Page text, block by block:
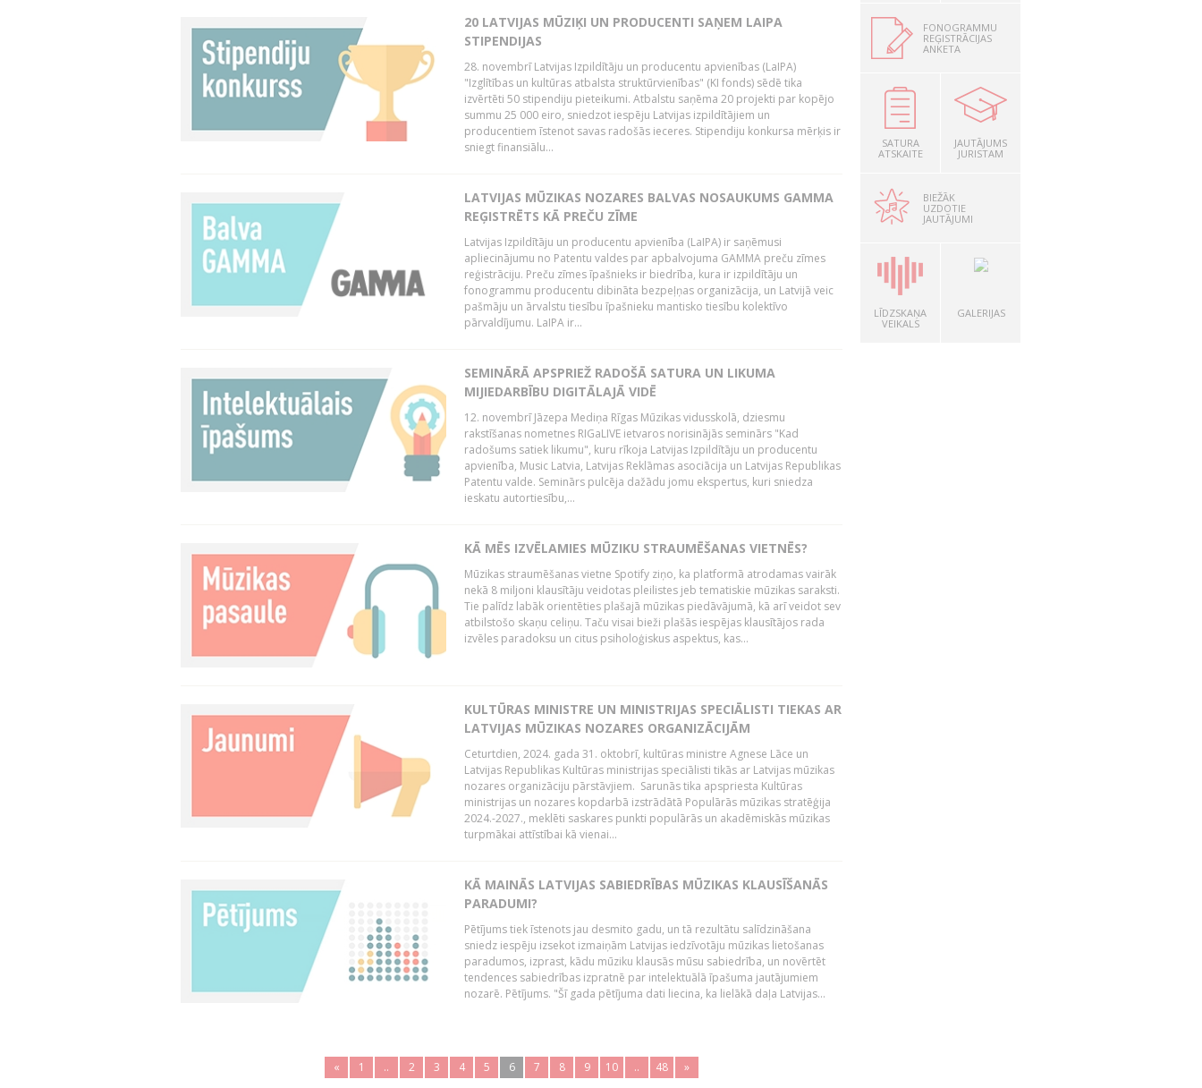
20 LATVIJAS MŪZIĶI UN PRODUCENTI SAŅEM LAIPA
STIPENDIJAS
28. novembrī Latvijas Izpildītāju un producentu apvienības (LaIPA)
"Izglītības un kultūras atbalsta struktūrvienības" (KI fonds) sēdē tika
izvērtēti 50 stipendiju pieteikumi. Atbalstu saņēma 20 projekti par kopējo
summu 25 000 eiro, sniedzot iespēju Latvijas izpildītājiem un
producentiem īstenot savas radošās ieceres. Stipendiju konkursa mērķis ir
sniegt finansiālu...
LATVIJAS MŪZIKAS NOZARES BALVAS NOSAUKUMS GAMMA
REĢISTRĒTS KĀ PREČU ZĪME
Latvijas Izpildītāju un producentu apvienība (LaIPA) ir saņēmusi
apliecinājumu no Patentu valdes par apbalvojuma GAMMA preču zīmes
reģistrāciju. Preču zīmes īpašnieks ir biedrība, kura ir izpildītāju un
fonogrammu producentu dibināta bezpeļņas organizācija, un Latvijā veic
pašmāju un ārvalstu tiesību īpašnieku mantisko tiesību kolektīvo
pārvaldījumu. LaIPA ir...
SEMINĀRĀ APSPRIEŽ RADOŠĀ SATURA UN LIKUMA
MIJIEDARBĪBU DIGITĀLAJĀ VIDĒ
12. novembrī Jāzepa Mediņa Rīgas Mūzikas vidusskolā, dziesmu
rakstīšanas nometnes RIGaLIVE ietvaros norisinājās seminārs "Kad
radošums satiek likumu", kuru rīkoja Latvijas Izpildītāju un producentu
apvienība, Music Latvia, Latvijas Reklāmas asociācija un Latvijas Republikas
Patentu valde. Seminārs pulcēja dažādu jomu ekspertus, kuri sniedza
ieskatu autortiesību,...
KĀ MĒS IZVĒLAMIES MŪZIKU STRAUMĒŠANAS VIETNĒS?
Mūzikas straumēšanas vietne Spotify ziņo, ka platformā atrodamas vairāk
nekā 8 miljoni klausītāju veidotas pleilistes jeb tematiskie mūzikas saraksti.
Tie palīdz labāk orientēties plašajā mūzikas piedāvājumā, kā arī veidot sev
atbilstošo skaņu celiņu. Taču visai bieži plašās iespējas klausītājos rada
izvēles paradoksu un citus psiholoģiskus aspektus, kas...
KULTŪRAS MINISTRE UN MINISTRIJAS SPECIĀLISTI TIEKAS AR
LATVIJAS MŪZIKAS NOZARES ORGANIZĀCIJĀM
Ceturtdien, 2024. gada 31. oktobrī, kultūras ministre Agnese Lāce un
Latvijas Republikas Kultūras ministrijas speciālisti tikās ar Latvijas mūzikas
nozares organizāciju pārstāvjiem. Sarunās tika apspriesta Kultūras
ministrijas un nozares kopdarbā izstrādātā Populārās mūzikas stratēģija
2024.-2027., meklēti saskares punkti populārās un akadēmiskās mūzikas
turpmākai attīstībai kā vienai...
KĀ MAINĀS LATVIJAS SABIEDRĪBAS MŪZIKAS KLAUSĪŠANĀS
PARADUMI?
Pētījums tiek īstenots jau desmito gadu, un tā rezultātu salīdzināšana
sniedz iespēju izsekot izmaiņām Latvijas iedzīvotāju mūzikas lietošanas
paradumos, izprast, kādu mūziku klausās mūsu sabiedrība, un novērtēt
tendences sabiedrības izpratnē par intelektuālā īpašuma jautājumiem
nozarē. Pētījums. "Šī gada pētījuma dati liecina, ka lielākā daļa Latvijas...
« 1 .. 2 3 4 5 6 7 8 9 10 .. 48 »
FONOGRAMMU
REĢISTRĀCIJAS
ANKETA
SATURA
ATSKAITE
JAUTĀJUMS
JURISTAM
BIEŽĀK
UZDOTIE
JAUTĀJUMI
LĪDZSKAŅA
VEIKALS
GALERIJAS